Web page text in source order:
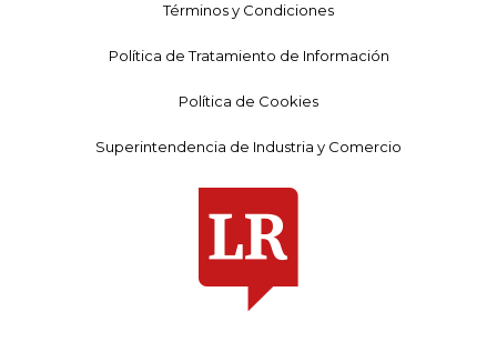
Términos y Condiciones
Política de Tratamiento de Información
Política de Cookies
Superintendencia de Industria y Comercio